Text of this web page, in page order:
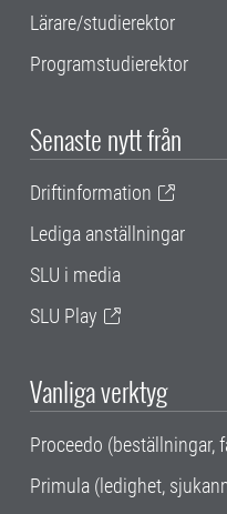
Lärare/studierektor
Programstudierektor
Senaste nytt från
Driftinformation
Lediga anställningar
SLU i media
SLU Play
Vanliga verktyg
Proceedo (beställningar,
Primula (ledighet,